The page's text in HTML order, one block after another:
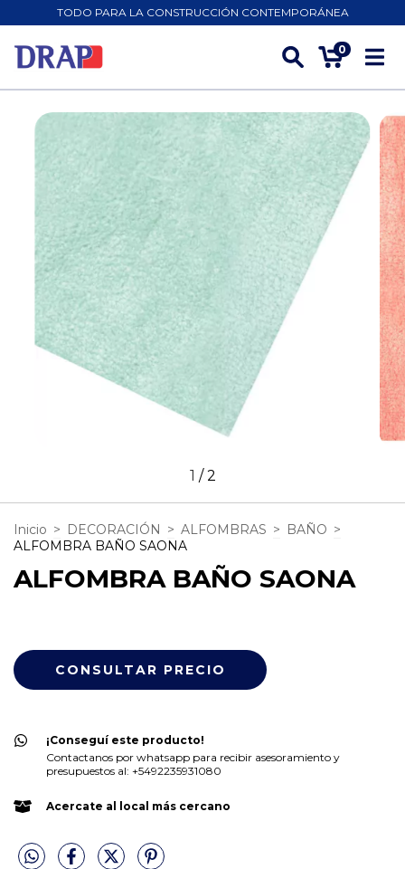
TODO PARA LA CONSTRUCCIÓN CONTEMPORÁNEA
0
1 /2
Inicio > DECORACIÓN > ALFOMBRAS > BAÑO >
ALFOMBRA BAÑO SAONA
ALFOMBRA BAÑO SAONA
¡Conseguí este producto!
Contactanos por whatsapp para recibir asesoramiento y
presupuestos al: +5492235931080
Acercate al local más cercano